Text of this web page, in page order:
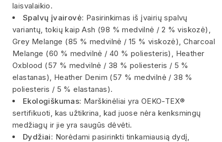
laisvalaikio.
Spalvų įvairovė: Pasirinkimas iš įvairių spalvų
variantų, tokių kaip Ash (98 % medvilnė / 2 % viskozė),
Grey Melange (85 % medvilnė / 15 % viskozė), Charcoal
Melange (60 % medvilnė / 40 % poliesteris), Heather
Oxblood (57 % medvilnė / 38 % poliesteris / 5 %
elastanas), Heather Denim (57 % medvilnė / 38 %
poliesteris / 5 % elastanas).
Ekologiškumas: Marškinėliai yra OEKO-TEX®
sertifikuoti, kas užtikrina, kad juose nėra kenksmingų
medžiagų ir jie yra saugūs dėvėti.
Dydžiai: Norėdami pasirinkti tinkamiausią dydį,